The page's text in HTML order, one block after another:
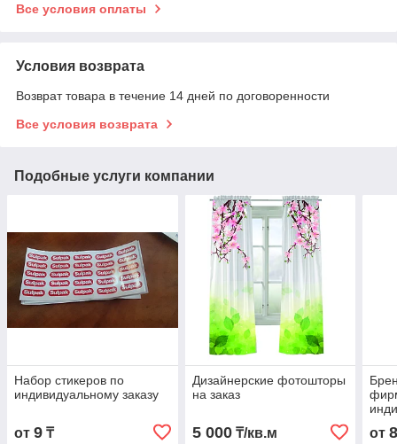
Все условия оплаты
Условия возврата
Возврат товара в течение 14 дней по договоренности
Все условия возврата
Подобные услуги компании
Набор стикеров по
индивидуальному заказу
от 9 ₸
Дизайнерские фотошторы
на заказ
5 000₸/кв.м от